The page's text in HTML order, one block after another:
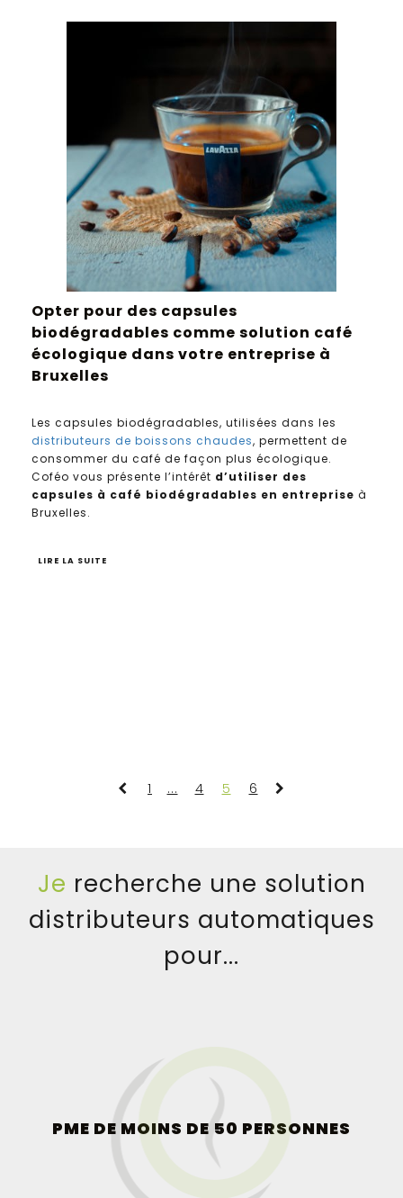
Opter pour des capsules
biodégradables comme solution café
écologique dans votre entreprise à
Bruxelles
Les capsules biodégradables, utilisées dans les
distributeurs de boissons chaudes, permettent de
consommer du café de façon plus écologique.
Coféo vous présente l’intérêt d’utiliser des
capsules à café biodégradables en entreprise à
Bruxelles.
LIRE LA SUITE
1 ... 4 5 6
Je recherche une solution
distributeurs automatiques
pour...
PME DE MOINS DE 50 PERSONNES